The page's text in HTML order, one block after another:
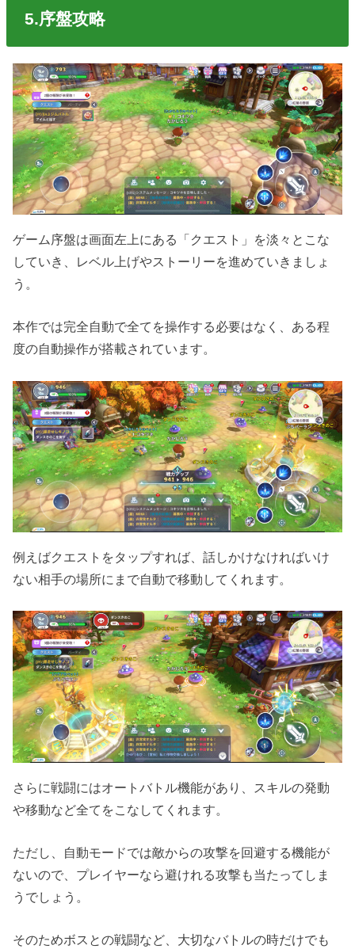
5.序盤攻略
ゲーム序盤は画面左上にある「クエスト」を淡々とこな
していき、レベル上げやストーリーを進めていきましょ
う。
本作では完全自動で全てを操作する必要はなく、ある程
度の自動操作が搭載されています。
例えばクエストをタップすれば、話しかけなければいけ
ない相手の場所にまで自動で移動してくれます。
さらに戦闘にはオートバトル機能があり、スキルの発動
や移動など全てをこなしてくれます。
ただし、自動モードでは敵からの攻撃を回避する機能が
ないので、プレイヤーなら避けれる攻撃も当たってしま
うでしょう。
そのためボスとの戦闘など、大切なバトルの時だけでも